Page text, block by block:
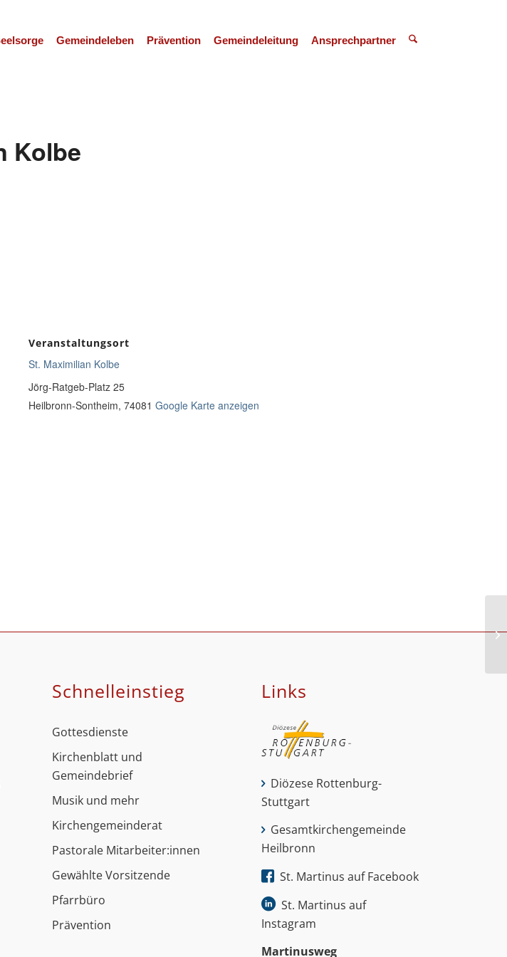
Gemeindeleben Prävention Gemeindeleitung Ansprechpartner
Kolbe
Veranstaltungsort
St. Maximilian Kolbe
Jörg-Ratgeb-Platz 25
Heilbronn-Sontheim, 74081 Google Karte anzeigen
Schnell­einstieg
Gottesdienste
Kirchenblatt und
Gemeindebrief
Musik und mehr
Kirchengemeinderat
Pastorale Mitarbeiter:innen
Gewählte Vorsitzende
Pfarrbüro
Prävention
Links
Diözese Rottenburg-
Stuttgart
Gesamtkirchengemeinde
Heilbronn
St. Martinus auf Facebook
St. Martinus auf
Instagram
Martinus­weg